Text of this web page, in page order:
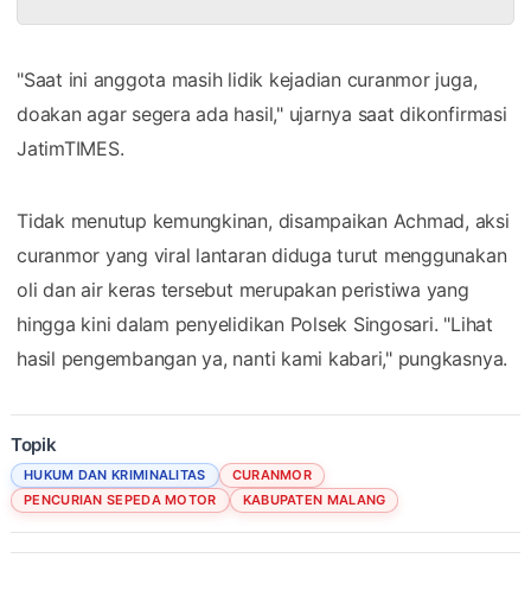
"Saat ini anggota masih lidik kejadian curanmor juga,
doakan agar segera ada hasil," ujarnya saat dikonfirmasi
JatimTIMES.
Tidak menutup kemungkinan, disampaikan Achmad, aksi
curanmor yang viral lantaran diduga turut menggunakan
oli dan air keras tersebut merupakan peristiwa yang
hingga kini dalam penyelidikan Polsek Singosari. "Lihat
hasil pengembangan ya, nanti kami kabari," pungkasnya.
Topik
HUKUM DAN KRIMINALITAS
CURANMOR
PENCURIAN SEPEDA MOTOR
KABUPATEN MALANG